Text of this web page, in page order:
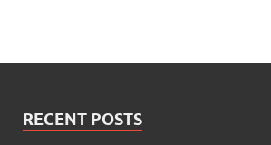
RECENT POSTS